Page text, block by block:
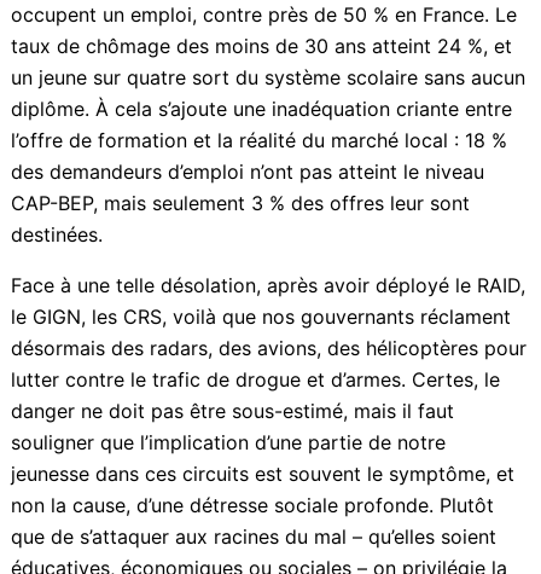
classés NEET (ni en emploi, ni en études, ni en
formation), soit près du double de la France. Seuls 27
à 32 % des jeunes occupent un emploi, contre près de
50 % en France. Le taux de chômage des moins de 30
ans atteint 24 %, et un jeune sur quatre sort du
système scolaire sans aucun diplôme. À cela s’ajoute
une inadéquation criante entre l’offre de formation et
la réalité du marché local : 18 % des demandeurs
seulement 3 % des offres leur sont destinées.
Face à une telle désolation, après avoir déployé le
RAID, le GIGN, les CRS, voilà que nos gouvernants
réclament désormais des radars, des avions, des
hélicoptères pour lutter contre le trafic de drogue et
d’armes. Certes, le danger ne doit pas être sous-
estimé, mais il faut souligner que l’implication d’une
partie de notre jeunesse dans ces circuits est souvent
le symptôme, et non la cause, d’une détresse sociale